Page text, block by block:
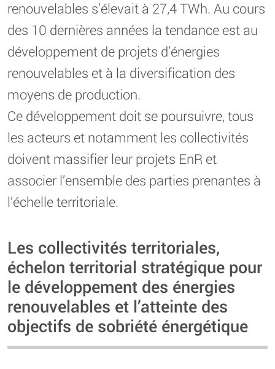
renouvelables s’élevait à 27,4 TWh. Au cours
des 10 dernières années la tendance est au
développement de projets d’énergies
renouvelables et à la diversification des
moyens de production.
Ce développement doit se poursuivre, tous
les acteurs et notamment les collectivités
doivent massifier leur projets EnR et
associer l’ensemble des parties prenantes à
l’échelle territoriale.
Les collectivités territoriales,
échelon territorial stratégique pour
le développement des énergies
renouvelables et l’atteinte des
objectifs de sobriété énergétique